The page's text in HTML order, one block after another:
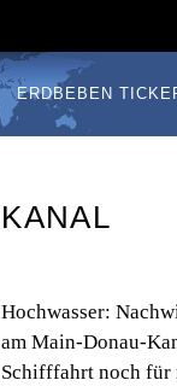
ERDBEBEN
KANAL
Hochwasser:
am Main-Donau-
Schifffahrt noch für